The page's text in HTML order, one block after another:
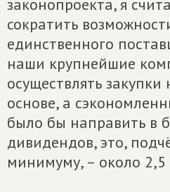
законопроекта, я
сократить
единственного
наши крупнейшие
осуществлять
основе, а
было бы направить в
дивидендов, это,
минимуму, – около 2,5